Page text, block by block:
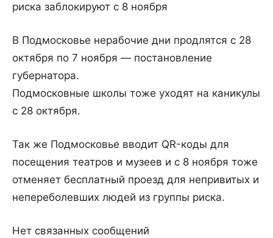
риска заблокируют с 8 ноября
В Подмосковье нерабочие дни продлятся с 28
октября по 7 ноября — постановление
губернатора.
Подмосковные школы тоже уходят на каникулы
с 28 октября.
Так же Подмосковье вводит QR-коды для
посещения театров и музеев и с 8 ноября тоже
отменяет бесплатный проезд для непривитых и
непереболевших людей из группы риска.
Нет связанных сообщений